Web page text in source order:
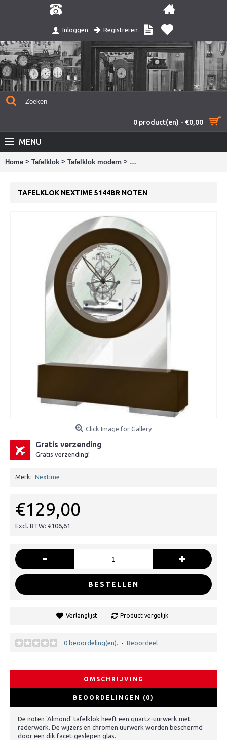
Inloggen Registreren
0 product(en) - €0,00
MENU
Home > Tafelklok > Tafelklok modern > Tafelklok Nextime 5144br noten
TAFELKLOK NEXTIME 5144BR NOTEN
Click Image for Gallery
Gratis verzending
Gratis verzending!
Merk: Nextime
€129,00
Excl. BTW: €106,61
- +
BESTELLEN
Verlanglijst Product vergelijk
0 beoordeling(en). • Beoordeel
OMSCHRIJVING
BEOORDELINGEN (0)
De noten 'Almond' tafelklok heeft een quartz-uurwerk met
raderwerk. De wijzers en chromen uurwerk worden beschermd
door een dik facet-geslepen glas.